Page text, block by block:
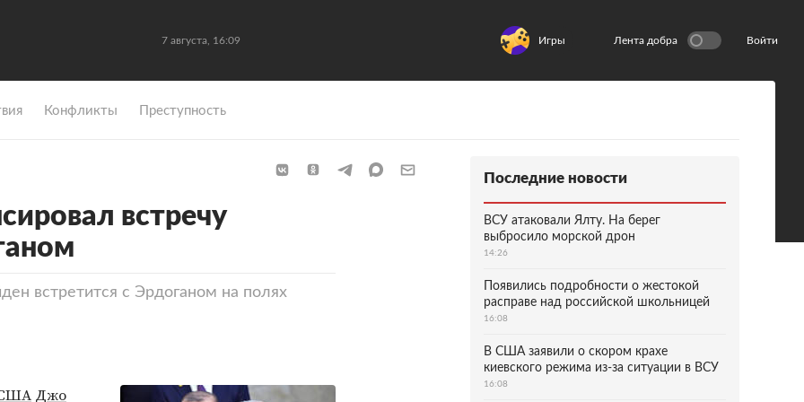
7 августа, 16:09 Игры Лента добра Войти
Конфликты Преступность
встречу
встретится с Эрдоганом на полях
Джо
Последние новости
ВСУ атаковали Ялту. На берег
выбросило морской дрон
14:26
Появились подробности о жестокой
расправе над российской школьницей
16:08
В США заявили о скором крахе
киевского режима из-за ситуации в ВСУ
16:08